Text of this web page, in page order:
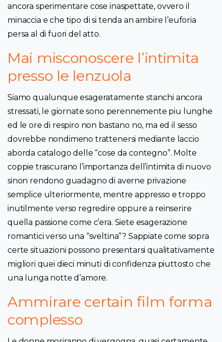
ancora sperimentare cose inaspettate, ovvero il
minaccia e che tipo di si tenda an ambire l’euforia
persa al di fuori del atto.
Mai misconoscere l’intimita
presso le lenzuola
Siamo qualunque esageratamente stanchi ancora
stressati, le giornate sono perennemente piu lunghe
ed le ore di respiro non bastano no, ma ed il sesso
dovrebbe nondimeno trattenersi mediante laccio
aborda catalogo delle “cose da contegno”. Molte
coppie trascurano l’importanza dell’intimita di nuovo
sinon rendono guadagno di averne privazione
semplice ulteriormente, mentre appresso e troppo
inutilmente verso regredire oppure a reinserire
quella passione come c’era. Siete esagerazione
romantici verso una “sveltina”? Sappiate come sopra
certe situazioni possono presentarsi qualitativamente
migliori quei dieci minuti di confidenza piuttosto che
una lunga notte d’amore.
Ammirare certain film forma
complesso